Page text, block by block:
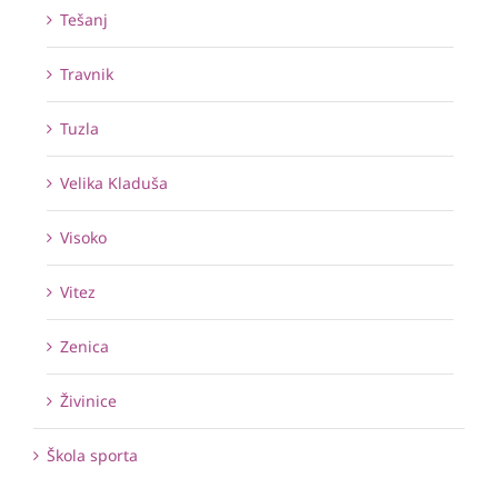
Tešanj
Travnik
Tuzla
Velika Kladuša
Visoko
Vitez
Zenica
Živinice
Škola sporta